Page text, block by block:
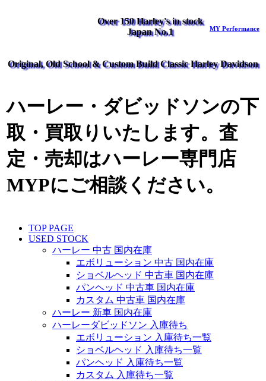
Over 150 Harley's in stock
Japan No.1
MY Performance
Original, Old School & Custom Build Classic Harley Davidson
ハーレー・ダビッドソンの下
取・買取りいたします。査
定・売却はハーレー専門店
MYPにご相談ください。
TOP PAGE
USED STOCK
ハーレー 中古 国内在庫
エボリューション 中古 国内在庫
ショベルヘッド 中古車 国内在庫
パンヘッド 中古車 国内在庫
カスタム 中古車 国内在庫
ハーレー 新車 国内在庫
ハーレーダビッドソン 入庫待ち
エボリューション 入庫待ち一覧
ショベルヘッド 入庫待ち一覧
パンヘッド 入庫待ち一覧
カスタム 入庫待ち一覧